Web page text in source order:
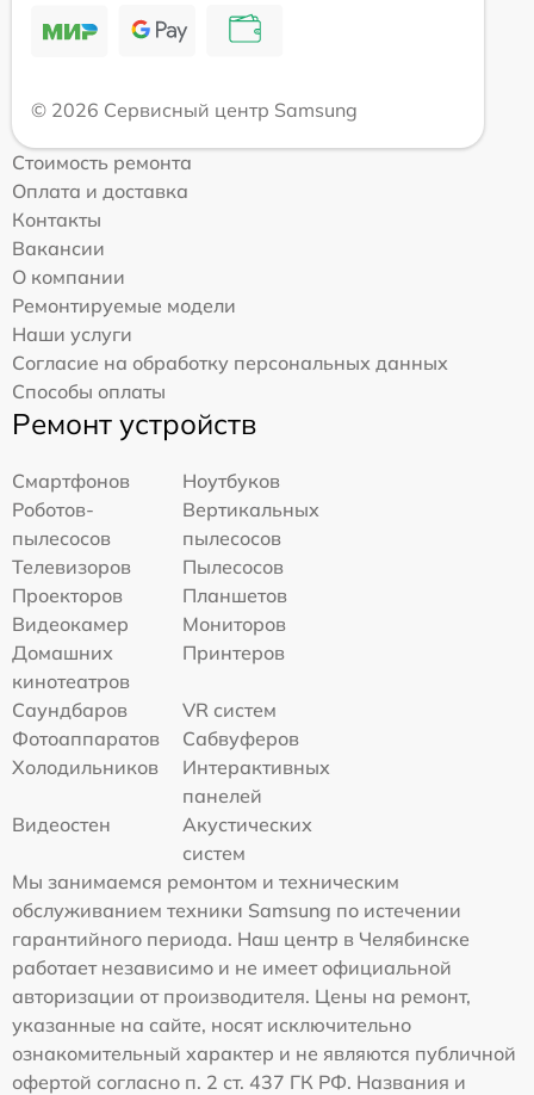
© 2026 Сервисный центр Samsung
Стоимость ремонта
Оплата и доставка
Контакты
Вакансии
О компании
Ремонтируемые модели
Наши услуги
Согласие на обработку персональных данных
Способы оплаты
Ремонт устройств
Смартфонов
Ноутбуков
Роботов-
пылесосов
Вертикальных
пылесосов
Телевизоров
Пылесосов
Проекторов
Планшетов
Видеокамер
Мониторов
Домашних
кинотеатров
Принтеров
Саундбаров
VR систем
Фотоаппаратов
Сабвуферов
Холодильников
Интерактивных
панелей
Видеостен
Акустических
систем
Мы занимаемся ремонтом и техническим
обслуживанием техники Samsung по истечении
гарантийного периода. Наш центр в Челябинске
работает независимо и не имеет официальной
авторизации от производителя. Цены на ремонт,
указанные на сайте, носят исключительно
ознакомительный характер и не являются публичной
офертой согласно п. 2 ст. 437 ГК РФ. Названия и